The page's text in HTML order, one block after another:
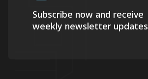
Subscribe now and receive
weekly newsletter updates